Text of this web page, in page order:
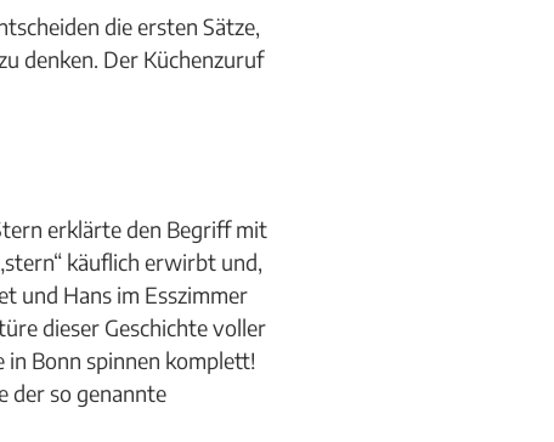
die ersten Sätze,
denken. Der Küchenzuruf
erklärte den Begriff mit
käuflich erwirbt und,
und Hans im Esszimmer
dieser Geschichte voller
in Bonn spinnen komplett!
der so genannte